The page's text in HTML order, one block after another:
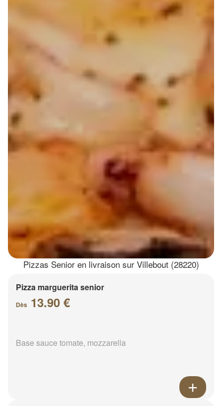
Pizzas Senior en livraison sur Villebout (28220)
Pizza marguerita senior
Dès 13.90 €
Base sauce tomate, mozzarella